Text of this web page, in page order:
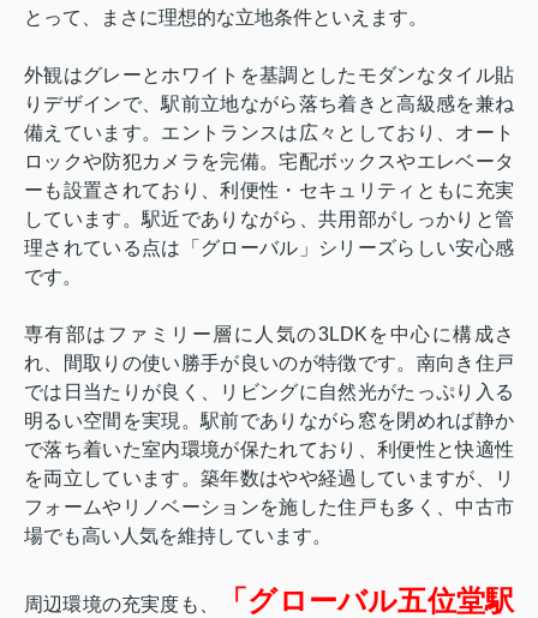
とって、まさに理想的な立地条件といえます。
外観はグレーとホワイトを基調としたモダンなタイル貼
りデザインで、駅前立地ながら落ち着きと高級感を兼ね
備えています。エントランスは広々としており、オート
ロックや防犯カメラを完備。宅配ボックスやエレベータ
ーも設置されており、利便性・セキュリティともに充実
しています。駅近でありながら、共用部がしっかりと管
理されている点は「グローバル」シリーズらしい安心感
です。
専有部はファミリー層に人気の3LDKを中心に構成さ
れ、間取りの使い勝手が良いのが特徴です。南向き住戸
では日当たりが良く、リビングに自然光がたっぷり入る
明るい空間を実現。駅前でありながら窓を閉めれば静か
で落ち着いた室内環境が保たれており、利便性と快適性
を両立しています。築年数はやや経過していますが、リ
フォームやリノベーションを施した住戸も多く、中古市
場でも高い人気を維持しています。
周辺環境の充実度も、
「グローバル五位堂駅